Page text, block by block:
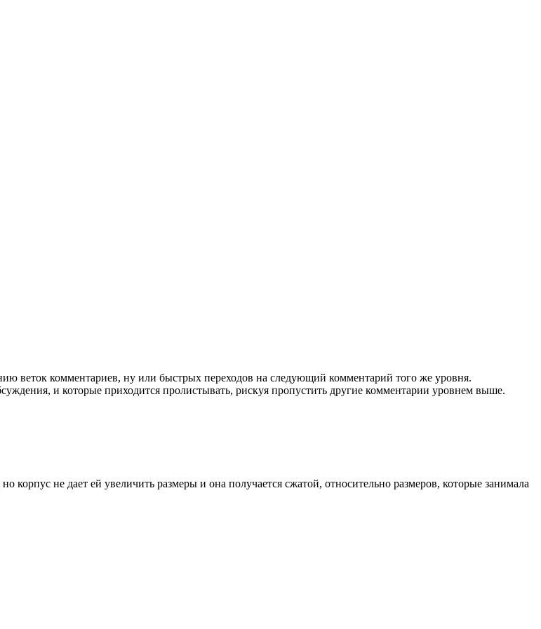
веток комментариев, ну или быстрых переходов на следующий комментарий того же уровня.
и которые приходится пролистывать, рискуя пропустить другие комментарии уровнем выше.
не дает ей увеличить размеры и она получается сжатой, относительно размеров, которые занимала